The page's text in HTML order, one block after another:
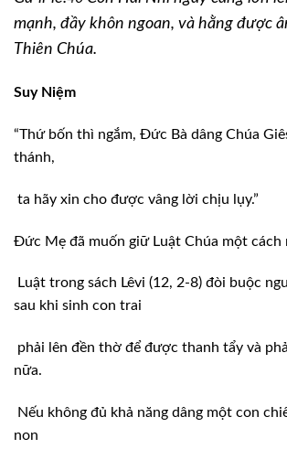
mạnh, đầy khôn ngoan, và hằng được
Thiên Chúa.
Suy Niệm
“Thứ bốn thì ngắm, Đức Bà dâng Chúa
thánh,
ta hãy xin cho được vâng lời chịu lụy.”
Đức Mẹ đã muốn giữ Luật Chúa một cách
Luật trong sách Lêvi (12, 2-8) đòi buộc
sau khi sinh con trai
phải lên đền thờ để được thanh tẩy và
nữa.
Nếu không đủ khả năng dâng một con
non